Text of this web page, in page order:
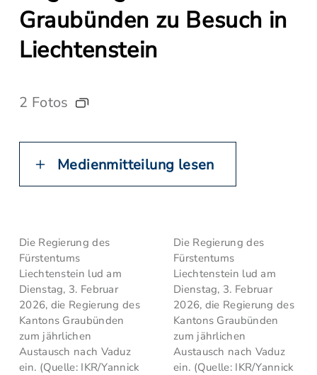
Graubünden zu Besuch in
Liechtenstein
2 Fotos
Medienmitteilung lesen
Die Regierung des
Fürstentums
Liechtenstein lud am
Dienstag, 3. Februar
2026, die Regierung des
Kantons Graubünden
zum jährlichen
Austausch nach Vaduz
ein. (Quelle: IKR/Yannick
Die Regierung des
Fürstentums
Liechtenstein lud am
Dienstag, 3. Februar
2026, die Regierung des
Kantons Graubünden
zum jährlichen
Austausch nach Vaduz
ein. (Quelle: IKR/Yannick